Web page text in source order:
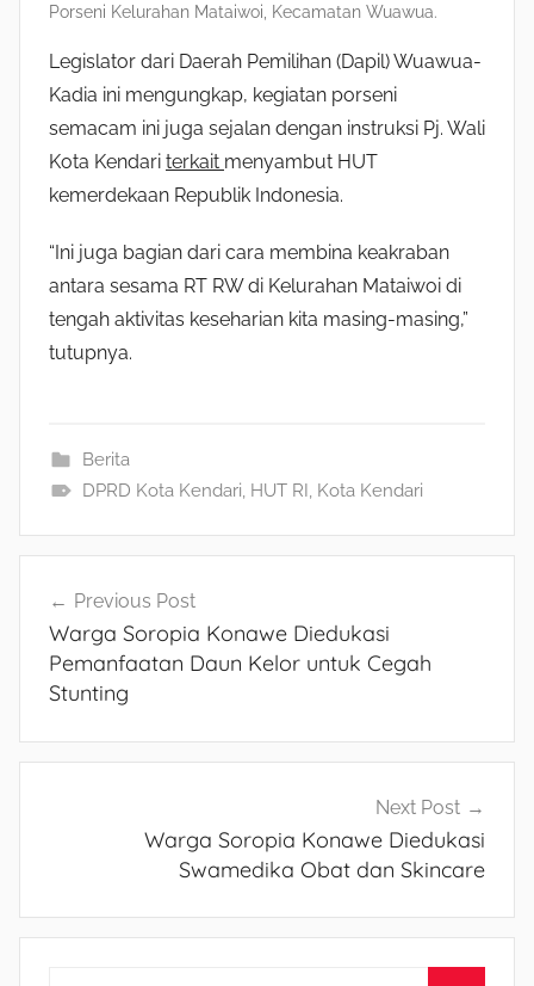
Porseni Kelurahan Mataiwoi, Kecamatan Wuawua.
Legislator dari Daerah Pemilihan (Dapil) Wuawua-
Kadia ini mengungkap, kegiatan porseni
semacam ini juga sejalan dengan instruksi Pj. Wali
Kota Kendari terkait menyambut HUT
kemerdekaan Republik Indonesia.
“Ini juga bagian dari cara membina keakraban
antara sesama RT RW di Kelurahan Mataiwoi di
tengah aktivitas keseharian kita masing-masing,”
tutupnya.
Berita
DPRD Kota Kendari, HUT RI, Kota Kendari
Navigasi
pos
Previous Post
Warga Soropia Konawe Diedukasi
Pemanfaatan Daun Kelor untuk Cegah
Stunting
Next Post
Warga Soropia Konawe Diedukasi
Swamedika Obat dan Skincare